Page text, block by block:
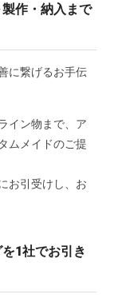
作・納入まで
に繋げるお手伝
イン物まで、ア
ムメイドのご提
お引受けし、お
1社でお引き